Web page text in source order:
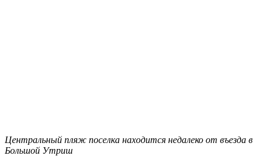
Центральный пляж поселка находится недалеко от въезда в
Большой Утриш